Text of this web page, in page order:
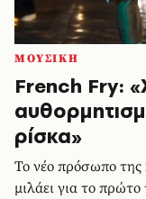
ΜΟΥΣΙΚΗ
French Fry:
ρίσκα»
Το νέο πρόσωπο
μιλάει για το